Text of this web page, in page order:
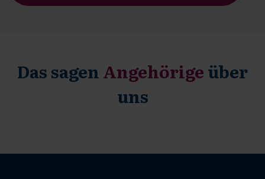
Das sagenAngehörigeüber
uns